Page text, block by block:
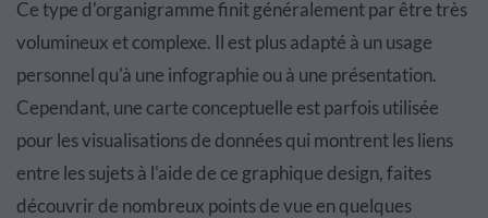
Ce type d'organigramme finit généralement par être très
volumineux et complexe. Il est plus adapté à un usage
personnel qu'à une infographie ou à une présentation.
Cependant, une carte conceptuelle est parfois utilisée
pour les visualisations de données qui montrent les liens
entre les sujets à l'aide de ce graphique design, faites
découvrir de nombreux points de vue en quelques